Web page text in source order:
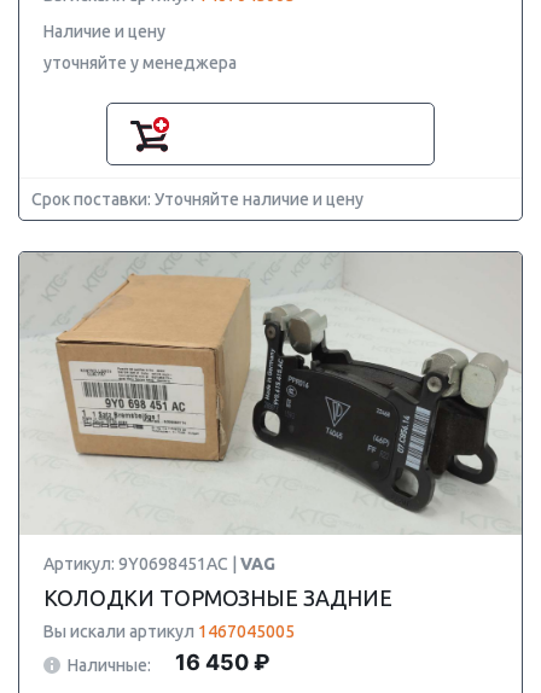
Наличие и цену
уточняйте у менеджера
Срок поставки: Уточняйте наличие и цену
Артикул: 9Y0698451AC | VAG
КОЛОДКИ ТОРМОЗНЫЕ ЗАДНИЕ
Вы искали артикул 1467045005
Наличные:
16 450 ₽